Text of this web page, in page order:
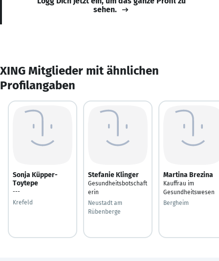
sehen.
XING Mitglieder mit ähnlichen
Profilangaben
Sonja Küpper-
Toytepe
---
Krefeld
Stefanie Klinger
Gesundheitsbotschaft
erin
Neustadt am
Rübenberge
Martina Brezina
Kauffrau im
Gesundheitswesen
Bergheim